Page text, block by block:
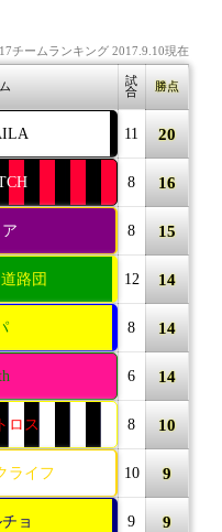
チームランキング 2017.9.10現在
試
合
勝点
11 20
8 16
8 15
路団 12 14
8 14
6 14
ロス 8 10
ライフ 10 9
ョ 9 9